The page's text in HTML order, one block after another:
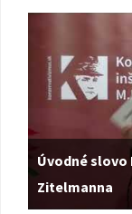
Úvodné slovo
Zitelmanna